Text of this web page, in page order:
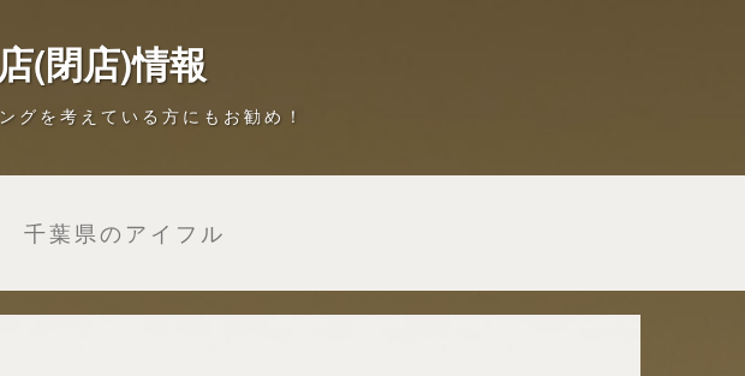
(閉店)情報
グを考えている方にもお勧め！
千葉県のアイフル